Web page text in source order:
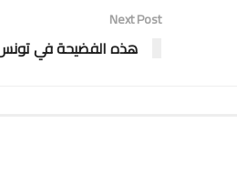
Next Post
هذه الفضيحة في